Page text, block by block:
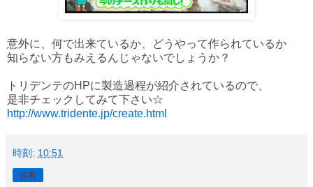
意外に、何で出来ているか、どうやって作られているか
知らない方もみえるんじゃないでしょうか？
トリデンテのHPに製造過程が紹介されているので、
是非チェックしてみて下さい☆
http://www.tridente.jp/create.html
時刻: 10:51
共有